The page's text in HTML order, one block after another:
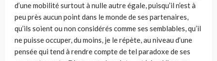
d’une mobilité surtout à nulle autre égale, puisqu’il n’est à
peu près aucun point dans le monde de ses partenaires,
qu’ils soient ou non considérés comme ses semblables, qu’il
ne puisse occuper, du moins, je le répète, au niveau d’une
pensée qui tend à rendre compte de tel paradoxe de ses